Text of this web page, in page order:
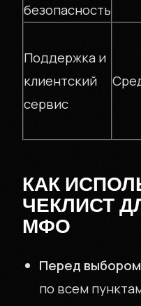
безопасность
Поддержка и
клиентский
сервис
КАК
ЧЕКЛИСТ
МФО
Перед
по всем